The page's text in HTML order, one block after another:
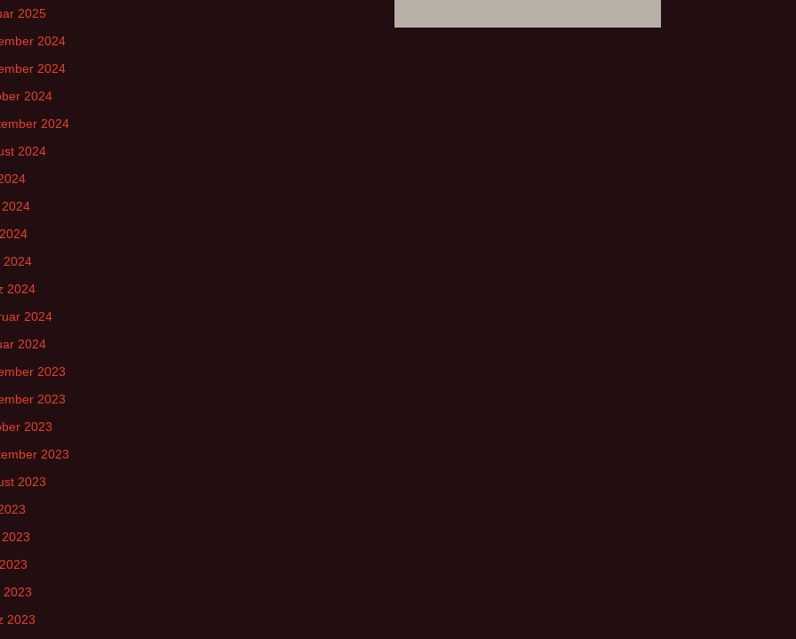
2025
2024
2024
2024
2024
2024
2024
2024
2024
2024
2023
2023
2023
2023
2023
2023
2023